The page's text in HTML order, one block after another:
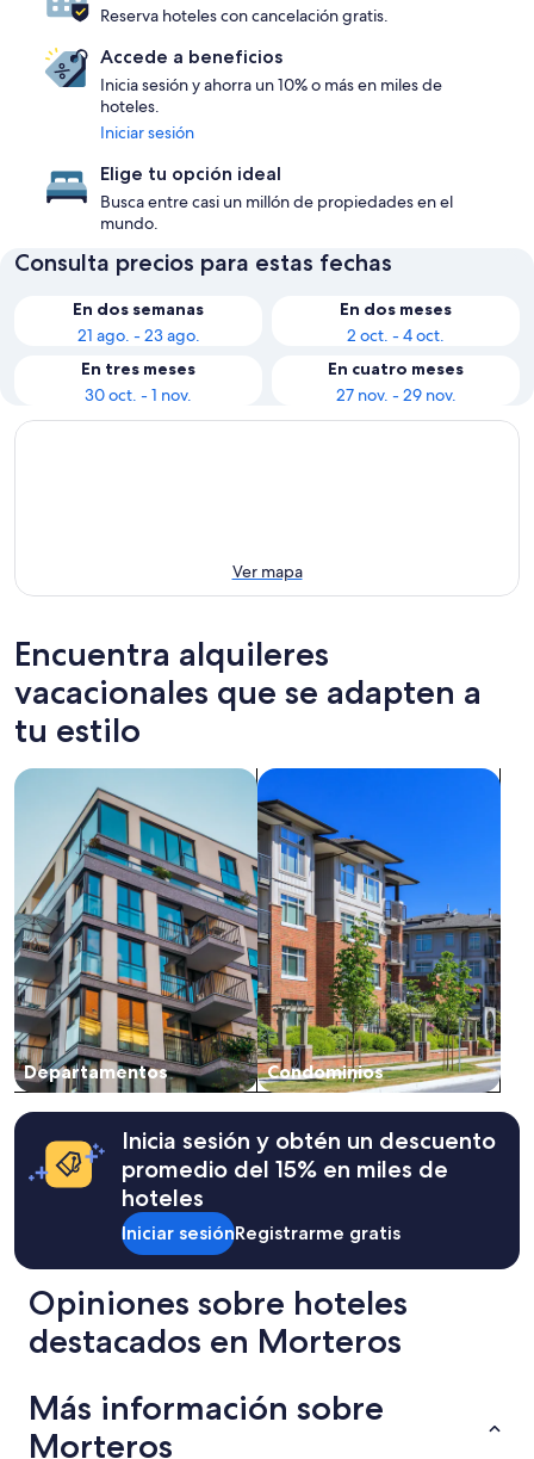
Reserva hoteles con cancelación gratis.
Accede a beneficios
Inicia sesión y ahorra un 10% o más en miles de
hoteles.
Iniciar sesión
Elige tu opción ideal
Busca entre casi un millón de propiedades en el
mundo.
Consulta precios para estas fechas
En dos semanas
21 ago. - 23 ago.
En dos meses
2 oct. - 4 oct.
En tres meses
30 oct. - 1 nov.
En cuatro meses
27 nov. - 29 nov.
Ver mapa
Encuentra alquileres
vacacionales que se adapten a
tu estilo
Departamentos
Buscar departamentos
Condominios
Buscar condominios
Inicia sesión y obtén un descuento
promedio del 15% en miles de
hoteles
Iniciar sesiónRegistrarme gratis
Opiniones sobre hoteles
destacados en Morteros
Más información sobre
Morteros